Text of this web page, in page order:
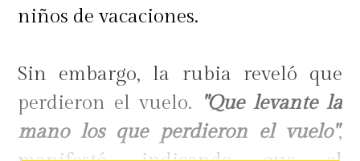
niños de vacaciones.
Sin embargo, la rubia reveló que
perdieron el vuelo. "Que levante la
mano los que perdieron el vuelo",